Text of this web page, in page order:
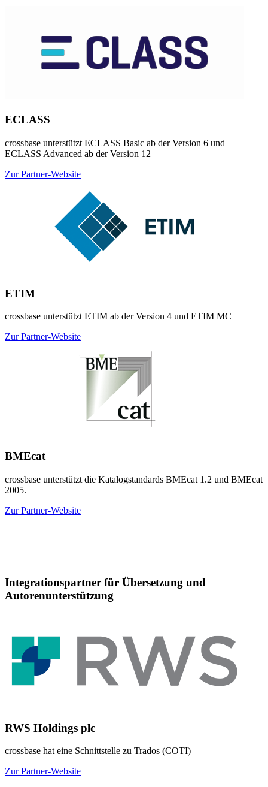
ECLASS
crossbase unterstützt ECLASS Basic ab der Version 6 und
ECLASS Advanced ab der Version 12
Zur Partner-Website
ETIM
crossbase unterstützt ETIM ab der Version 4 und ETIM MC
Zur Partner-Website
BMEcat
crossbase unterstützt die Katalogstandards BMEcat 1.2 und BMEcat
2005.
Zur Partner-Website
Integrationspartner für Übersetzung und
Autorenunterstützung
RWS Holdings plc
crossbase hat eine Schnittstelle zu Trados (COTI)
Zur Partner-Website